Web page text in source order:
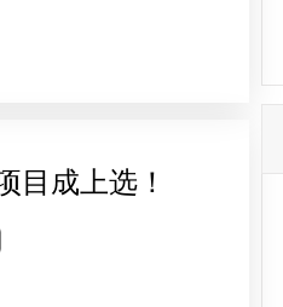
女士 189****1246 刚刚获取了移民方案
先生 156****7790 刚刚获取了移民方案
目成上选！